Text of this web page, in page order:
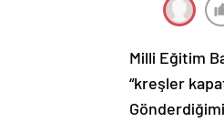
Milli Eğitim
“kreşler